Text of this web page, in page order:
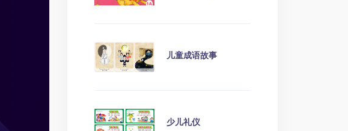
儿童成语故事
少儿礼仪